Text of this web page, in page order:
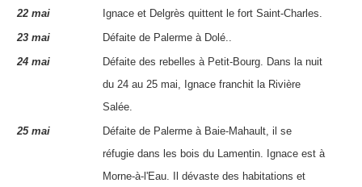
22 mai
Ignace et Delgrès quittent le fort Saint-Charles.
23 mai
Défaite de Palerme à Dolé..
24 mai
Défaite des rebelles à Petit-Bourg. Dans la nuit
du 24 au 25 mai,
Ignace franchit la Rivière
Salée.
25 mai
Défaite de Palerme à Baie-Mahault, il se
réfugie dans les bois du Lamentin.
Ignace est à
Morne-à-l'Eau. Il dévaste des habitations et